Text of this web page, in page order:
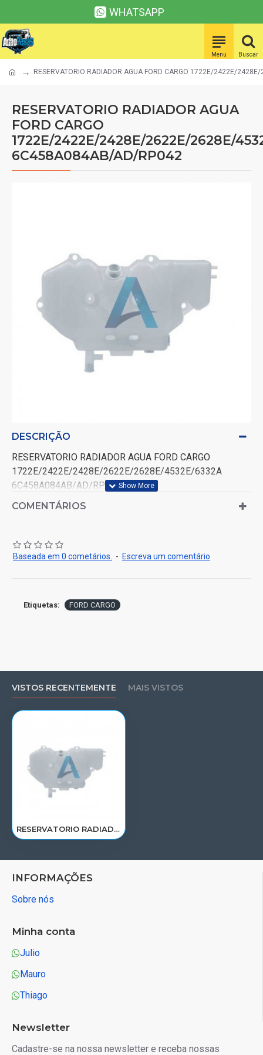
WHATSAPP
RESERVATORIO RADIADOR AGUA FORD CARGO 1722E/2422E/
RESERVATORIO RADIADOR AGUA
FORD CARGO
1722E/2422E/2428E/2622E/2628E/
6C458A084AB/AD/RP042
DESCRIÇÃO
RESERVATORIO RADIADOR AGUA FORD CARGO
1722E/2422E/2428E/2622E/2628E/4532E/6332A
6C458A084AB/AD/RP042
COMENTÁRIOS
Baseada em 0 cometários. - Escreva um comentário
Etiquetas: FORD CARGO
VISTOS RECENTEMENTE MAIS VISTOS
RESERVATORIO RADIADOR AGUA FORD CARGO 1722E/2422E/2428E/2622E/2628E/4532E/6332A 6C458A084AB/AD/RP042
INFORMAÇÕES
Sobre nós
Minha conta
Julio
Mauro
Thiago
Newsletter
Cadastre-se na nossa newsletter e receba nossas